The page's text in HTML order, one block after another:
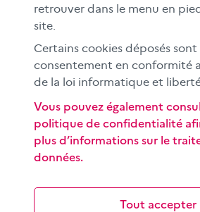
Comprendre et exploiter le
« story »
Popularisée par Snapchat et reprise
plateformes, la story est destinée à
conçue pour une lecture sur…
retrouver dans le menu en
site.
Certains cookies déposés
consentement en conformité
de la loi informatique et
Tout accepter
Vous pouvez également
politique de confidentialité
plus d’informations sur le
données.